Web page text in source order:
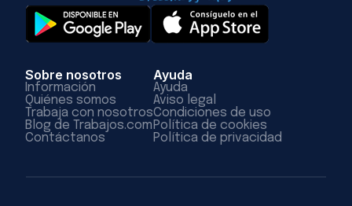
Sobre nosotros
Información
Quiénes somos
Trabaja con nosotros
Blog de Trabajos.com
Contáctanos
Ayuda
Ayuda
Aviso legal
Condiciones de uso
Política de cookies
Política de privacidad